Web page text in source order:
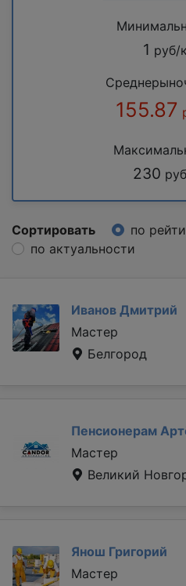
1 руб/
155.87
230
Сортировать по
по актуальности
Иванов Дмитрий
Мастер
Белгород
Пенсионерам
Мастер
Великий
Янош Григорий
Мастер